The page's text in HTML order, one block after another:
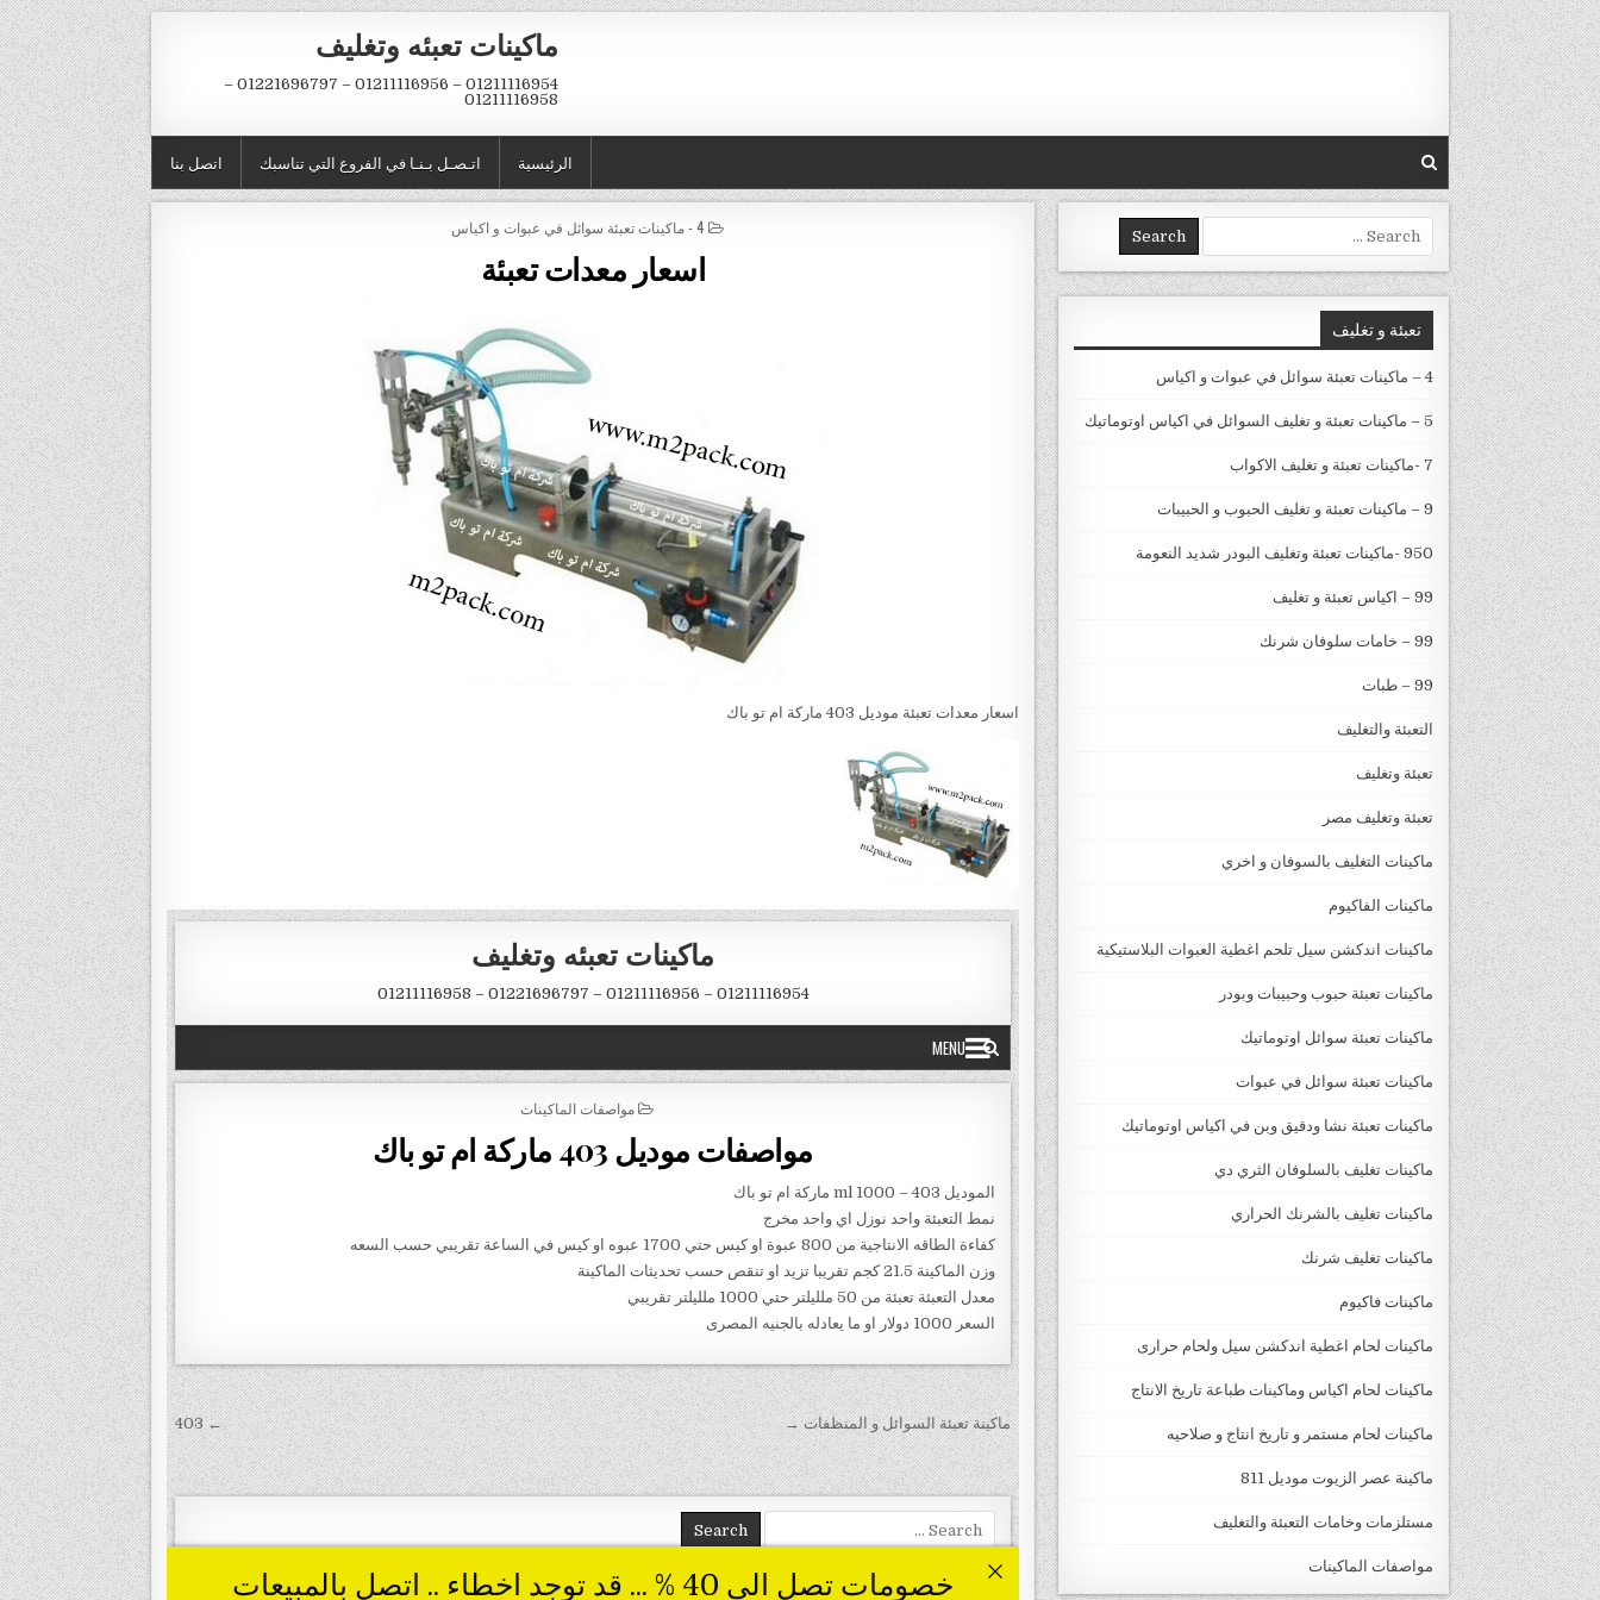
Skip to content
ماكينات تعبئه وتغليف
01211116954 – 01211116956 – 01221696797 –
01211116958
اتصل بنا اتـصـل بـنـا في الفروع التي تناسبك الرئيسية
POSTED IN
4 - ماكينات تعبئة سوائل في عبوات و اكياس
اسعار معدات تعبئة
اسعار معدات تعبئة موديل 403 ماركة ام تو باك
Search for:
تعبئة و تغليف
4 – ماكينات تعبئة سوائل في عبوات و اكياس
5 – ماكينات تعبئة و تغليف السوائل في اكياس اوتوماتيك
7 -ماكينات تعبئة و تغليف الاكواب
9 – ماكينات تعبئة و تغليف الحبوب و الحبيبات
950 -ماكينات تعبئة وتغليف البودر شديد النعومة
99 – اكياس تعبئة و تغليف
99 – خامات سلوفان شرنك
99 – طبات
التعبئة والتغليف
تعبئة وتغليف
تعبئة وتغليف مصر
ماكينات التغليف بالسوفان و اخري
ماكينات الفاكيوم
ماكينات اندكشن سيل تلحم اغطية العبوات البلاستيكية
ماكينات تعبئة حبوب وحبيبات وبودر
ماكينات تعبئة سوائل اوتوماتيك
ماكينات تعبئة سوائل في عبوات
ماكينات تعبئة نشا ودقيق وبن في اكياس اوتوماتيك
ماكينات تغليف بالسلوفان الثري دي
ماكينات تغليف بالشرنك الحراري
ماكينات تغليف شرنك
ماكينات فاكيوم
ماكينات لحام اغطية اندكشن سيل ولحام حرارى
ماكينات لحام اكياس وماكينات طباعة تاريخ الانتاج
ماكينات لحام مستمر و تاريخ انتاج و صلاحيه
ماكينة عصر الزيوت موديل 811
مستلزمات وخامات التعبئة والتغليف
مواصفات الماكينات